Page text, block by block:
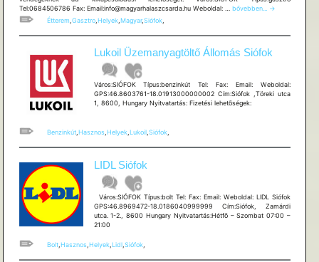
Tel:0684506786 Fax: Email:info@magyarhalaszcsarda.hu Weboldal: … Magyar
bővebben...
→
Étterem Gasztro, Helyek, Magyar,Siófok,
Lukoil Üzemanyagtöltő Állomás Siófok
Város:SIÓFOK Típus:benzinkút Tel: Fax: Email: Weboldal:
GPS:46.8603761-18.01913000000002 Cím:Siófok ,Töreki utca
1, 8600, Hungary Nyitvatartás: Fizetési lehetõségek:
Benzinkút,Hasznos,Helyek,Lukoil,Siófok,
LIDL Siófok
Város:SIÓFOK Típus:bolt Tel: Fax: Email: Weboldal: LIDL Siófok
GPS:46.8969472-18.0186040999999 Cím:Siófok, Zamárdi
utca. 1-2., 8600 Hungary Nyitvatartás:Hétfõ – Szombat 07:00 –
21:00
Bolt, Hasznos, Helyek, Lidl, Siófok,